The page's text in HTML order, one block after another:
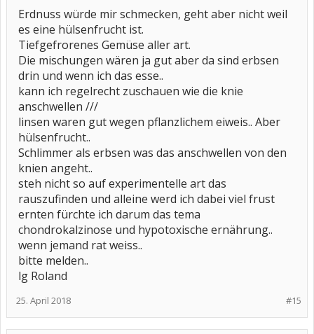
Erdnuss würde mir schmecken, geht aber nicht weil
es eine hülsenfrucht ist.
Tiefgefrorenes Gemüse aller art.
Die mischungen wären ja gut aber da sind erbsen
drin und wenn ich das esse..
kann ich regelrecht zuschauen wie die knie
anschwellen ///
linsen waren gut wegen pflanzlichem eiweis.. Aber
hülsenfrucht..
Schlimmer als erbsen was das anschwellen von den
knien angeht..
steh nicht so auf experimentelle art das
rauszufinden und alleine werd ich dabei viel frust
ernten fürchte ich darum das tema
chondrokalzinose und hypotoxische ernährung..
wenn jemand rat weiss..
bitte melden..
lg Roland
#15
25. April 2018